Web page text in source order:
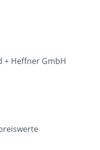
+ Heffner GmbH